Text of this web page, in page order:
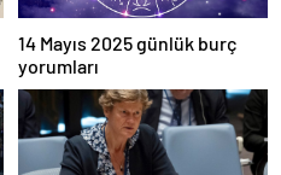
14 Mayıs 2025 günlük burç
yorumları